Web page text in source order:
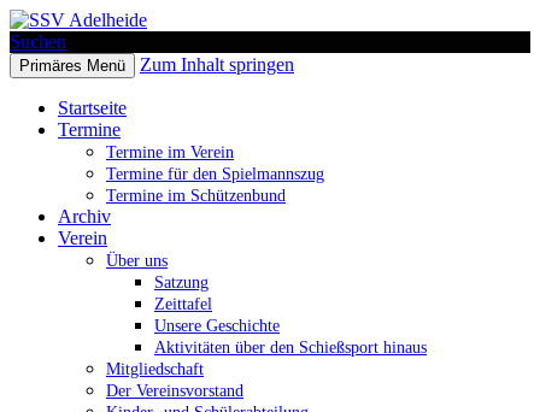
SSV Adelheide
Suchen
Primäres Menü Zum Inhalt springen
Startseite
Termine
Termine im Verein
Termine für den Spielmannszug
Termine im Schützenbund
Archiv
Verein
Über uns
Satzung
Zeittafel
Unsere Geschichte
Aktivitäten über den Schießsport hinaus
Mitgliedschaft
Der Vereinsvorstand